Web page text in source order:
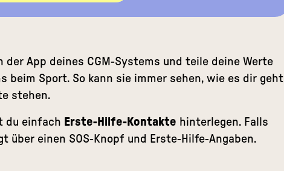
der App deines CGM-Systems und teile deine Werte
beim Sport. So kann sie immer sehen, wie es dir geht
stehen.
du einfach Erste-Hilfe-Kontakte hinterlegen. Falls
über einen SOS-Knopf und Erste-Hilfe-Angaben.